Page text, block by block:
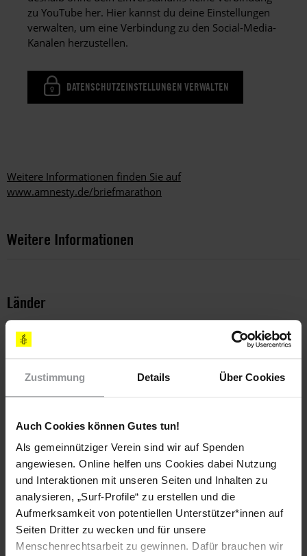
Zustimmung Details Über Cookies
Auch Cookies können Gutes tun!
Als gemeinnütziger Verein sind wir auf Spenden
angewiesen. Online helfen uns Cookies dabei Nutzung
und Interaktionen mit unseren Seiten und Inhalten zu
analysieren, „Surf-Profile“ zu erstellen und die
Aufmerksamkeit von potentiellen Unterstützer*innen auf
Seiten Dritter zu wecken und für unsere
Menschenrechtsarbeit zu gewinnen. Dafür brauchen wir
zu YouTube her. Hier kannst du deine Einstellungen
verwalten, um eine Verbindung zu den Social-Media-
Kanälen herzustellen.
DATENSCHUTZEINSTELLUNGEN VERWALTEN
Weitere Informationen finden Sie auf
www.amnesty.de/briefmarathon
Weitere Informationen
Länder
Peru
Themen
Teile diesen Beitrag